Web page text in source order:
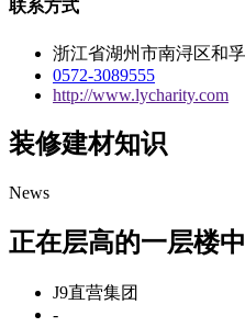
联系方式
浙江省湖州市南浔区和
0572-3089555
http://www.lycharity.com
装修建材知识
News
正在层高的一层楼
J9直营集团
-